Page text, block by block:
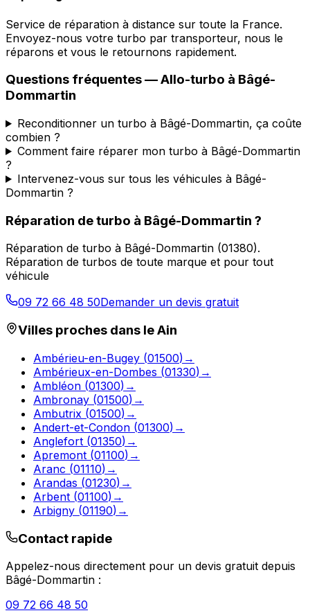
Service de réparation à distance sur toute la France.
Envoyez-nous votre turbo par transporteur, nous le
réparons et vous le retournons rapidement.
Questions fréquentes —Allo-turbo à Bâgé-
Dommartin
Reconditionner un turbo à Bâgé-Dommartin, ça coûte
combien ?
Comment faire réparer mon turbo à Bâgé-Dommartin
?
Intervenez-vous sur tous les véhicules à Bâgé-
Dommartin ?
Réparation de turbo à Bâgé-Dommartin ?
Réparation de turbo à Bâgé-Dommartin (01380).
Réparation de turbos de toute marque et pour tout
véhicule
09 72 66 48 50Demander un devis gratuit
Villes proches dans leAin
Ambérieu-en-Bugey (01500) →
Ambérieux-en-Dombes (01330) →
Ambléon (01300) →
Ambronay (01500) →
Ambutrix (01500) →
Andert-et-Condon (01300) →
Anglefort (01350) →
Apremont (01100) →
Aranc (01110) →
Arandas (01230) →
Arbent (01100) →
Arbigny (01190) →
Contact rapide
Appelez-nous directement pour un devis gratuit depuis
Bâgé-Dommartin :
09 72 66 48 50